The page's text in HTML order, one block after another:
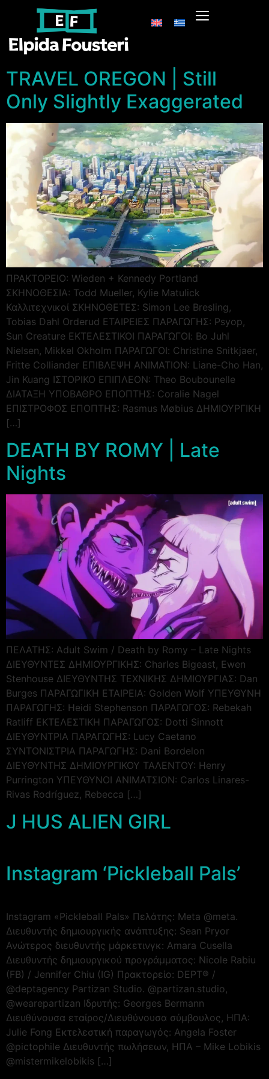
TRAVEL OREGON | Still
Only Slightly Exaggerated
ΠΡΑΚΤΟΡΕΙΟ: Wieden + Kennedy Portland
ΣΚΗΝΟΘΕΣΙΑ: Todd Mueller, Kylie Matulick
Καλλιτεχνικοί ΣΚΗΝΟΘΕΤΕΣ: Simon Lee Bresling,
Tobias Dahl Orderud ΕΤΑΙΡΕΙΕΣ ΠΑΡΑΓΩΓΗΣ: Psyop,
Sun Creature ΕΚΤΕΛΕΣΤΙΚΟΙ ΠΑΡΑΓΩΓΟΙ: Bo Juhl
Nielsen, Mikkel Okholm ΠΑΡΑΓΩΓΟΙ: Christine Snitkjaer,
Fritte Colliander ΕΠΙΒΛΕΨΗ ANIMATION: Liane-Cho Han,
Jin Kuang ΙΣΤΟΡΙΚΟ ΕΠΙΠΛΕΟΝ: Theo Boubounelle
ΔΙΑΤΑΞΗ ΥΠΟΒΑΘΡΟ ΕΠΟΠΤΗΣ: Coralie Nagel
ΕΠΙΣΤΡΟΦΟΣ ΕΠΟΠΤΗΣ: Rasmus Møbius ΔΗΜΙΟΥΡΓΙΚΗ
[…]
DEATH BY ROMY | Late
Nights
ΠΕΛΑΤΗΣ: Adult Swim / Death by Romy – Late Nights
ΔΙΕΥΘΥΝΤΕΣ ΔΗΜΙΟΥΡΓΙΚΗΣ: Charles Bigeast, Ewen
Stenhouse ΔΙΕΥΘΥΝΤΗΣ ΤΕΧΝΙΚΗΣ ΔΗΜΙΟΥΡΓΙΑΣ: Dan
Burges ΠΑΡΑΓΩΓΙΚΗ ΕΤΑΙΡΕΙΑ: Golden Wolf ΥΠΕΥΘΥΝΗ
ΠΑΡΑΓΩΓΗΣ: Heidi Stephenson ΠΑΡΑΓΩΓΟΣ: Rebekah
Ratliff ΕΚΤΕΛΕΣΤΙΚΗ ΠΑΡΑΓΩΓΟΣ: Dotti Sinnott
ΔΙΕΥΘΥΝΤΡΙΑ ΠΑΡΑΓΩΓΗΣ: Lucy Caetano
ΣΥΝΤΟΝΙΣΤΡΙΑ ΠΑΡΑΓΩΓΗΣ: Dani Bordelon
ΔΙΕΥΘΥΝΤΗΣ ΔΗΜΙΟΥΡΓΙΚΟΥ ΤΑΛΕΝΤΟΥ: Henry
Purrington ΥΠΕΥΘΥΝΟΙ ΑΝΙΜΑΤΣΙΟΝ: Carlos Linares-
Rivas Rodríguez, Rebecca […]
J HUS ALIEN GIRL
Instagram ‘Pickleball Pals’
Instagram «Pickleball Pals» Πελάτης: Meta @meta.
Διευθυντής δημιουργικής ανάπτυξης: Sean Pryor
Ανώτερος διευθυντής μάρκετινγκ: Amara Cusella
Διευθυντής δημιουργικού προγράμματος: Nicole Rabiu
(FB) / Jennifer Chiu (IG) Πρακτορείο: DEPT® /
@deptagency Partizan Studio. @partizan.studio,
@wearepartizan Ιδρυτής: Georges Bermann
Διευθύνουσα εταίρος/Διευθύνουσα σύμβουλος, ΗΠΑ:
Julie Fong Εκτελεστική παραγωγός: Angela Foster
@pictophile Διευθυντής πωλήσεων, ΗΠΑ – Mike Lobikis
@mistermikelobikis […]